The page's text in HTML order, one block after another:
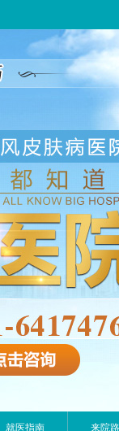
就医指南 来院